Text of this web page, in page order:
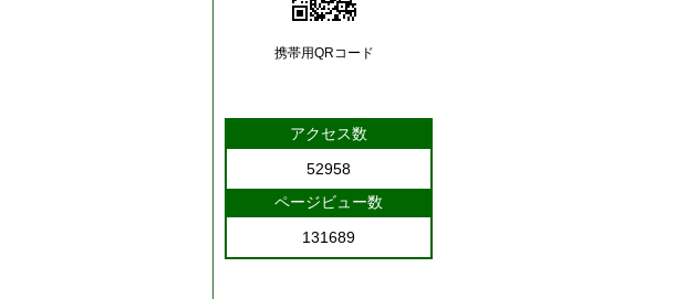
携帯用QRコード
アクセス数
52958
ページビュー数
131689